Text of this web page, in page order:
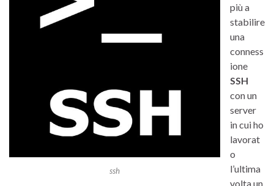
ssh
più a
stabilire
una
conness
ione
SSH
con un
server
in cui ho
lavorat
o
l’ultima
volta un